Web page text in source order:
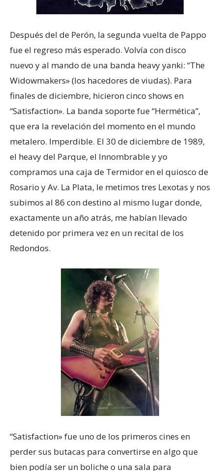
Después del de Perón, la segunda vuelta de Pappo
fue el regreso más esperado. Volvía con disco
nuevo y al mando de una banda heavy yanki: “The
Widowmakers» (los hacedores de viudas). Para
finales de diciembre, hicieron cinco shows en
“Satisfaction». La banda soporte fue “Hermética”,
que era la revelación del momento en el mundo
metalero. Imperdible. El 30 de diciembre de 1989,
el heavy del Parque, el Innombrable y yo
compramos una caja de Termidor en el quiosco de
Rosario y Av. La Plata, le metimos tres Lexotas y nos
subimos al 86 con destino al mismo lugar donde,
exactamente un año atrás, me habían llevado
detenido por primera vez en un recital de los
Redondos.
“Satisfaction» fue uno de los primeros cines en
perder sus butacas para convertirse en algo que
bien podía ser un boliche o una sala para